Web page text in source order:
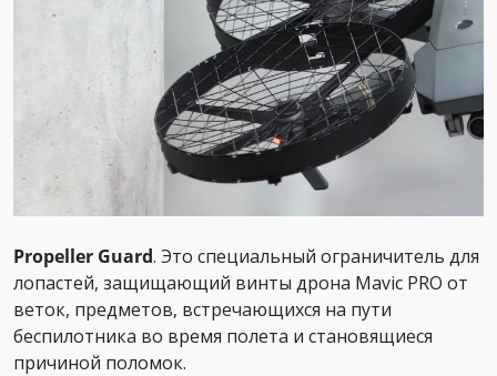
Propeller Guard. Это специальный ограничитель для
лопастей, защищающий винты дрона Mavic PRO от
веток, предметов, встречающихся на пути
беспилотника во время полета и становящиеся
причиной поломок.